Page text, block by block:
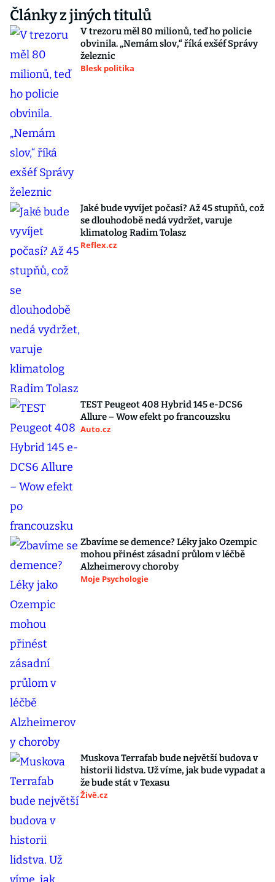
Články z jiných titulů
V trezoru měl 80 milionů, teď ho policie
obvinila. „Nemám slov,“ říká exšéf Správy
železnic
Blesk politika
Jaké bude vyvíjet počasí? Až 45 stupňů, což
se dlouhodobě nedá vydržet, varuje
klimatolog Radim Tolasz
Reflex.cz
TEST Peugeot 408 Hybrid 145 e-DCS6
Allure – Wow efekt po francouzsku
Auto.cz
Zbavíme se demence? Léky jako Ozempic
mohou přinést zásadní průlom v léčbě
Alzheimerovy choroby
Moje Psychologie
Muskova Terrafab bude největší budova v
historii lidstva. Už víme, jak bude vypadat a
že bude stát v Texasu
Živě.cz